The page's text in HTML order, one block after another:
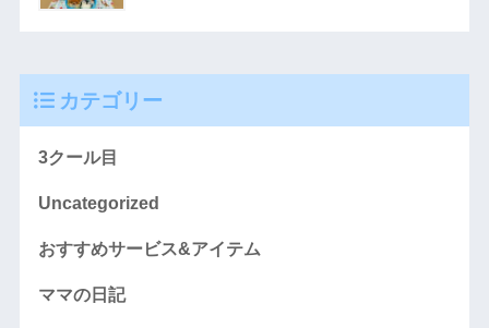
カテゴリー
3クール目
Uncategorized
おすすめサービス&アイテム
ママの日記